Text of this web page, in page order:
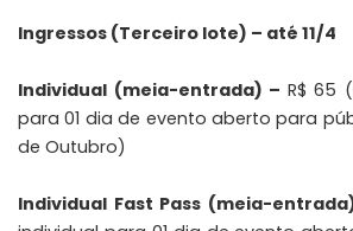
Ingressos (Terceiro lote) – até 11/4
Individual (meia-entrada) – R$ 65
para 01 dia de evento aberto para
de Outubro)
Individual Fast Pass (meia-